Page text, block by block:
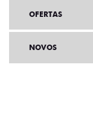
OFERTAS
NOVOS